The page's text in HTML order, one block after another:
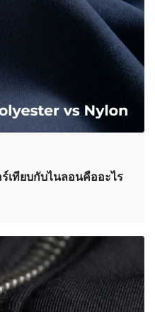
เทียบกับไนลอนคืออะไร